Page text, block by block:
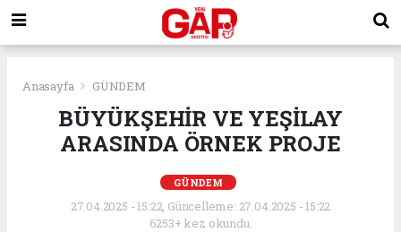
Anasayfa GÜNDEM
BÜYÜKŞEHİR VE YEŞİLAY
ARASINDA ÖRNEK PROJE
GÜNDEM
27.04.2025 - 15:22, Güncelleme: 27.04.2025 - 15:22
6253+ kez okundu.